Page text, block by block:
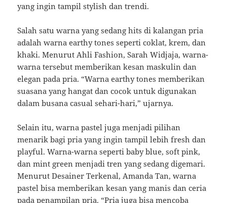
yang ingin tampil stylish dan trendi.
Salah satu warna yang sedang hits di kalangan pria
adalah warna earthy tones seperti coklat, krem, dan
khaki. Menurut Ahli Fashion, Sarah Widjaja, warna-
warna tersebut memberikan kesan maskulin dan
elegan pada pria. “Warna earthy tones memberikan
suasana yang hangat dan cocok untuk digunakan
dalam busana casual sehari-hari,” ujarnya.
Selain itu, warna pastel juga menjadi pilihan
menarik bagi pria yang ingin tampil lebih fresh dan
playful. Warna-warna seperti baby blue, soft pink,
dan mint green menjadi tren yang sedang digemari.
Menurut Desainer Terkenal, Amanda Tan, warna
pastel bisa memberikan kesan yang manis dan ceria
pada penampilan pria. “Pria juga bisa mencoba